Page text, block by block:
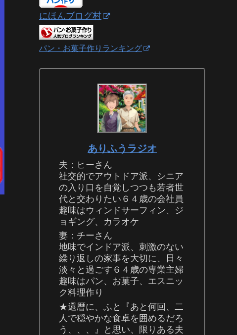
にほんブログ村
パン・お菓子作りランキング
ありふうラジオ
夫：ヒーさん
社交的でアウトドア派、シニア
の入り口を自覚しつつも若者世
代と交わりたい６４歳の会社員
趣味はウィンドサーフィン、ジ
ョギング、カラオケ
妻：チーさん
地味でインドア派、刺激のない
繰り返しの家事を大切に、日々
淡々と過ごす６４歳の専業主婦
趣味はパン、お菓子、エスニッ
ク料理作り
★還暦に、ふと『あと何回、二
人で穏やかな食卓を囲めるだろ
う、、、』と思い、限りある夫